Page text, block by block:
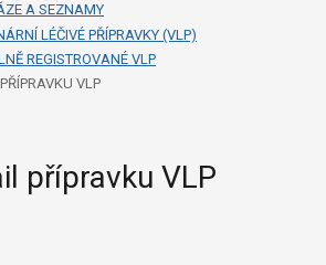
A SEZNAMY
LÉČIVÉ PŘÍPRAVKY (VLP)
REGISTROVANÉ VLP
VLP
přípravku VLP